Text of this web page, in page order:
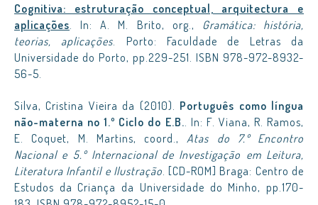
Cognitiva: estruturação conceptual, arquitectura e
aplicações. In: A. M. Brito, org., Gramática: história,
teorias, aplicações. Porto: Faculdade de Letras da
Universidade do Porto, pp.229-251. ISBN 978-972-8932-
56-5.
Silva, Cristina Vieira da (2010). Português como língua
não-materna no 1.º Ciclo do E.B.. In: F. Viana, R. Ramos,
E. Coquet, M. Martins, coord.,Atas do 7.º Encontro
Nacional e 5.º Internacional de Investigação em Leitura,
Literatura Infantil e Ilustração. [CD-ROM] Braga: Centro de
Estudos da Criança da Universidade do Minho, pp.170-